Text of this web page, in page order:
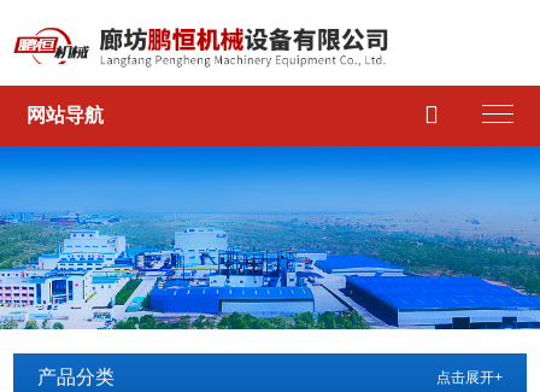
网站导航 
产品分类 点击展开+